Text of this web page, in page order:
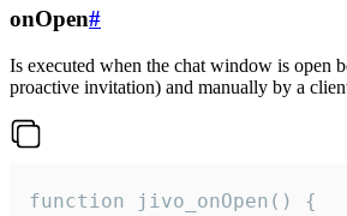
onOpen#
Is executed when the chat window is open
proactive invitation) and manually by a
function jivo_onOpen() {